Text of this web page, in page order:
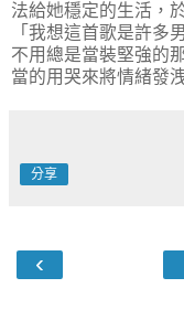
法給她穩定的生活，
「我想這首歌是許多
不用總是當裝堅強的
當的用哭來將情緒發
分享
‹